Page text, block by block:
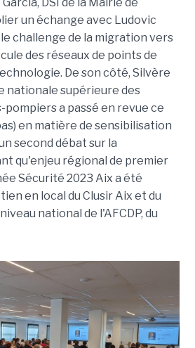
un échange avec Ludovic
le challenge de la migration vers
des réseaux de points de
De son côté, Silvère
nationale supérieure des
a passé en revue ce
en matière de sensibilisation
second débat sur la
qu'enjeu régional de premier
Sécurité 2023 Aix a été
en local du Clusir Aix et du
national de l'AFCDP, du